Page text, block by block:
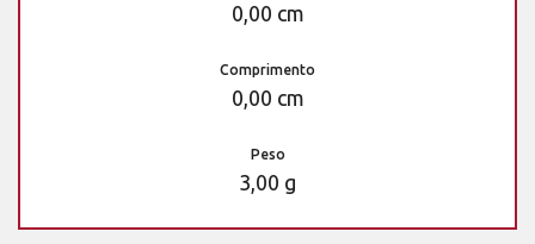
0,00 cm
Comprimento
0,00 cm
Peso
3,00 g